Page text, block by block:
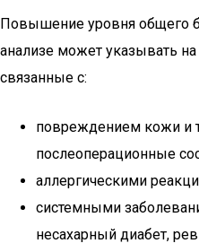
Повышение уровня общего
анализе может указывать
связанные с:
повреждением кожи и
послеоперационные
аллергическими
системными
несахарный диабет,